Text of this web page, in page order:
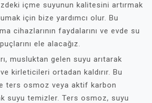
içme suyunun kalitesini artırmak
için bize yardımcı olur. Bu
cihazlarının faydalarını ve evde su
ele alacağız.
musluktan gelen suyu arıtarak
kirleticileri ortadan kaldırır. Bu
ters osmoz veya aktif karbon
suyu temizler. Ters osmoz, suyu